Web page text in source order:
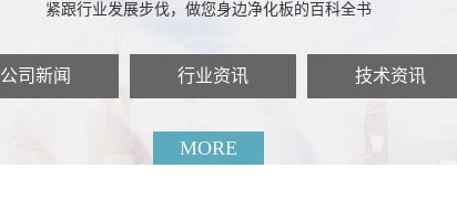
紧跟行业发展步伐，做您身边净化板的百科全书
公司新闻 行业资讯 技术资讯
MORE